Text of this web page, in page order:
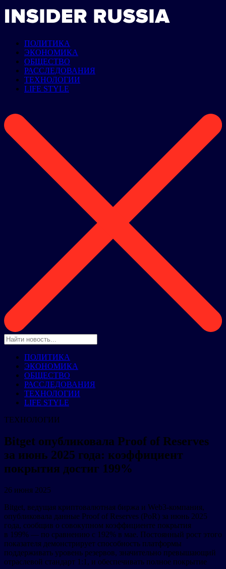
ПОЛИТИКА
ЭКОНОМИКА
ОБЩЕСТВО
РАССЛЕДОВАНИЯ
ТЕХНОЛОГИИ
LIFE STYLE
ПОЛИТИКА
ЭКОНОМИКА
ОБЩЕСТВО
РАССЛЕДОВАНИЯ
ТЕХНОЛОГИИ
LIFE STYLE
ТЕХНОЛОГИИ
Bitget опубликовала Proof of Reserves
за июнь 2025 года: коэффициент
покрытия достиг 199%
26 июня 2025
Bitget, ведущая криптовалютная биржа и Web3-компания,
опубликовала данные Proof of Reserves (PoR) за июнь 2025
года, сообщив о совокупном коэффициенте покрытия
в 199% — по сравнению с 192% в мае. Постоянный рост этого
показателя демонстрирует способность платформы
поддерживать уровень резервов, значительно превышающий
отраслевой стандарт 1:1, и обеспечивать полное покрытие